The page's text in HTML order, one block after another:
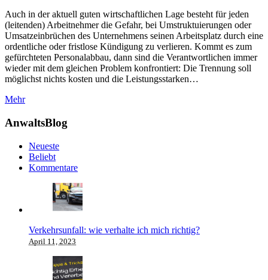
Auch in der aktuell guten wirtschaftlichen Lage besteht für jeden
(leitenden) Arbeitnehmer die Gefahr, bei Umstruktuierungen oder
Umsatzeinbrüchen des Unternehmens seinen Arbeitsplatz durch eine
ordentliche oder fristlose Kündigung zu verlieren. Kommt es zum
gefürchteten Personalabbau, dann sind die Verantwortlichen immer
wieder mit dem gleichen Problem konfrontiert: Die Trennung soll
möglichst nichts kosten und die Leistungsstarken…
Mehr
AnwaltsBlog
Neueste
Beliebt
Kommentare
Verkehrsunfall: wie verhalte ich mich richtig?
April 11, 2023